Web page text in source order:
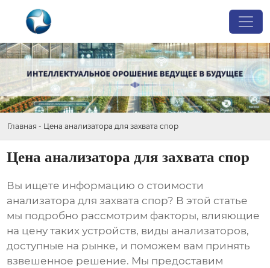
Главная - Цена анализатора для захвата спор
Цена анализатора для захвата спор
Вы ищете информацию о стоимости
анализатора для захвата спор? В этой статье
мы подробно рассмотрим факторы, влияющие
на цену таких устройств, виды анализаторов,
доступные на рынке, и поможем вам принять
взвешенное решение. Мы предоставим